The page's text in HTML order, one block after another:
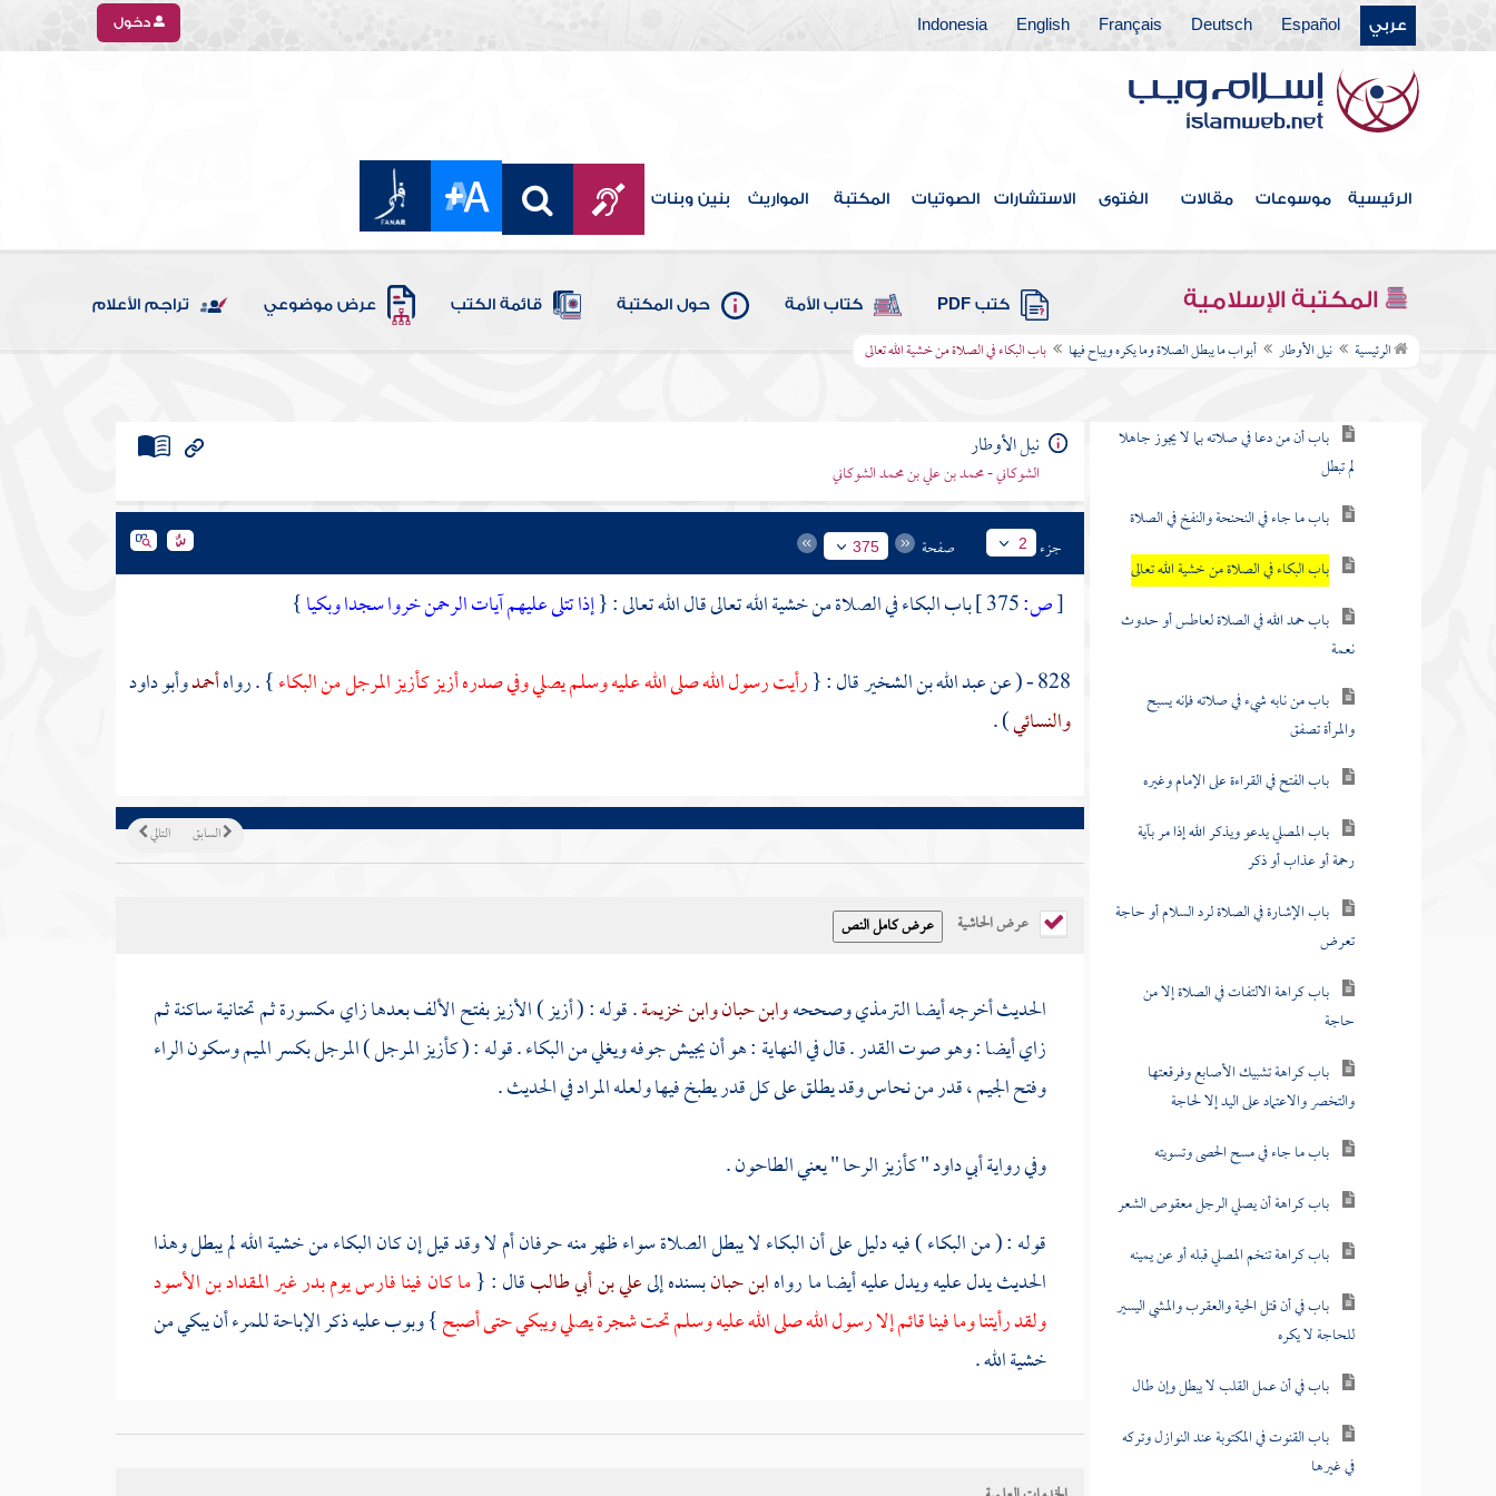
عربي Español
Deutsch
Français
English
Indonesia دخول
الرئيسية موسوعات مقالات الفتوى الاستشارات الصوتيات المكتبة المواريث بنين وبنات
المكتبة الإسلامية كتب PDF كتاب الأمة حول المكتبة قائمة الكتب عرض موضوعي تراجم الأعلام
الرئيسية نيل الأوطار أبواب ما يبطل الصلاة وما يكره ويباح فيها باب البكاء في الصلاة من خشية الله تعالى
كتاب النفاس
كتاب الصلاة
كتاب اللباس
أبواب اجتناب النجاسات ومواضع الصلوات
أبواب استقبال القبلة
أبواب صفة الصلاة
أبواب ما يبطل الصلاة وما يكره ويباح فيها
باب أن من دعا في صلاته بما لا يجوز جاهلا
لم تبطل
باب ما جاء في النحنحة والنفخ في الصلاة
باب البكاء في الصلاة من خشية الله تعالى
باب حمد الله في الصلاة لعاطس أو حدوث
نعمة
باب من نابه شيء في صلاته فإنه يسبح
والمرأة تصفق
باب الفتح في القراءة على الإمام وغيره
باب المصلي يدعو ويذكر الله إذا مر بآية
رحمة أو عذاب أو ذكر
باب الإشارة في الصلاة لرد السلام أو حاجة
تعرض
باب كراهة الالتفات في الصلاة إلا من
حاجة
باب كراهة تشبيك الأصابع وفرقعتها
والتخصر والاعتماد على اليد إلا لحاجة
باب ما جاء في مسح الحصى وتسويته
باب كراهة أن يصلي الرجل معقوص الشعر
باب كراهة تنخم المصلي قبله أو عن يمينه
باب في أن قتل الحية والعقرب والمشي اليسير
للحاجة لا يكره
باب في أن عمل القلب لا يبطل وإن طال
باب القنوت في المكتوبة عند النوازل وتركه
في غيرها
نيل الأوطار
الشوكاني - محمد بن علي بن محمد الشوكاني
جزء 2 صفحة 375
[ص: باب البكاء في الصلاة من خشية الله تعالى قال الله تعالى : {إذا تتلى عليهم آيات الرحمن خروا سجدا وبكيا}
828 - ( عن
عبد الله بن الشخيرقال : {رأيت رسول الله صلى الله عليه وسلم يصلي وفي صدره أزيز كأزيز المرجل من البكاء} . رواهأحمدوأبو داود
والنسائي) .
التالي السابق
عرض الحاشية
الحديث أخرجه أيضاالترمذيوصححهوابن حبانوابن خزيمة. قوله : ( أزيز ) الأزيز بفتح الألف بعدها زاي مكسورة ثم تحتانية ساكنة ثم
زاي أيضا : وهو صوت القدر . قال في النهاية : هو أن يجيش جوفه ويغلي من البكاء . قوله : ( كأزيز المرجل ) المرجل بكسر الميم وسكون الراء
وفتح الجيم ، قدر من نحاس وقد يطلق على كل قدر يطبخ فيها ولعله المراد في الحديث .
وفي روايةأبي داود" كأزيز الرحا " يعني الطاحون .
قوله : ( من البكاء ) فيه دليل على أن البكاء لا يبطل الصلاة سواء ظهر منه حرفان أم لا وقد قيل إن كان البكاء من خشية الله لم يبطل وهذا
الحديث يدل عليه ويدل عليه أيضا ما رواهابن حبانبسنده إلىعلي بن أبي طالبقال : {ما كان فينا فارس يومبدرغيرالمقداد بن الأسود
ولقد رأيتنا وما فينا قائم إلا رسول الله صلى الله عليه وسلم تحت شجرة يصلي ويبكي حتى أصبح} وبوب عليه ذكر الإباحة للمرء أن يبكي من
خشية الله .
وأخرجالبخاريوسعيد بن منصوروابن المنذرأنعمرصلى الصلاة الصبح وقرأ سورةيوسفحتى بلغ إلى قوله تعالى: {إنما أشكو بثي
وحزني إلى الله